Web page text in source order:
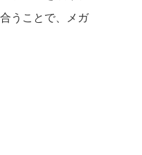
うことで、メガ